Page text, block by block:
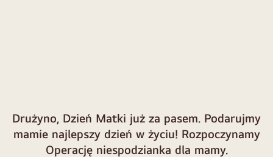
Drużyno, Dzień Matki już za pasem. Podarujmy
mamie najlepszy dzień w życiu! Rozpoczynamy
Operację niespodzianka dla mamy.